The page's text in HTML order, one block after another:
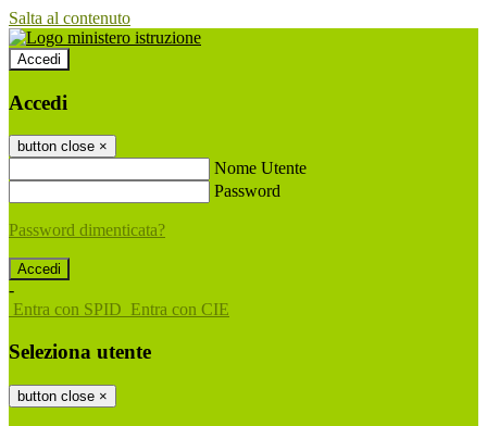
Salta al contenuto
Accedi
Accedi
button close ×
Nome Utente
Password
Password dimenticata?
-
Entra con SPID Entra con CIE
Seleziona utente
button close ×